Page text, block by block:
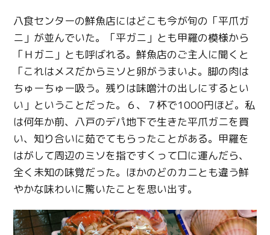
八食センターの鮮魚店にはどこも今が旬の「平爪ガ
ニ」が並んでいた。「平ガニ」とも甲羅の模様から
「Ｈガニ」とも呼ばれる。鮮魚店のご主人に聞くと
「これはメスだからミソと卵がうまいよ。脚の肉は
ちゅーちゅー吸う。残りは味噌汁の出しにするとい
い」ということだった。６、７杯で1000円ほど。私
は何年か前、八戸のデパ地下で生きた平爪ガニを買
い、知り合いに茹でてもらったことがある。甲羅を
はがして周辺のミソを指ですくって口に運んだら、
全く未知の味覚だった。ほかのどのカニとも違う鮮
やかな味わいに驚いたことを思い出す。